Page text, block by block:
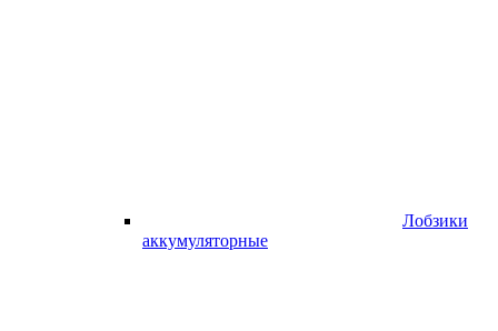
Лобзики
аккумуляторные